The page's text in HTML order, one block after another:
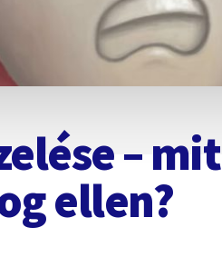
– mit
ellen?